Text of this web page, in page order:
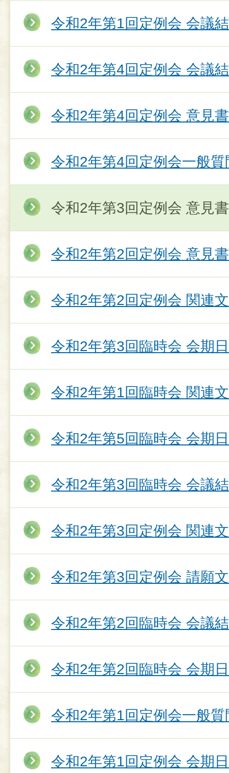
令和2年第1回定例会 会議
令和2年第4回定例会 会議
令和2年第4回定例会 意見
令和2年第4回定例会一般質
令和2年第3回定例会 意見
令和2年第2回定例会 意見
令和2年第2回定例会 関連
令和2年第3回臨時会 会期
令和2年第1回臨時会 関連
令和2年第5回臨時会 会期
令和2年第3回臨時会 会議
令和2年第3回定例会 関連
令和2年第3回定例会 請願
令和2年第2回臨時会 会議
令和2年第2回臨時会 会期
令和2年第1回定例会一般質
令和2年第1回定例会 会期